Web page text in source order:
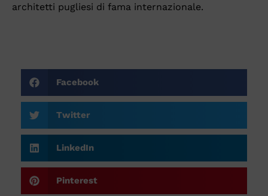
architetti pugliesi di fama internazionale.
Facebook
Twitter
LinkedIn
Pinterest